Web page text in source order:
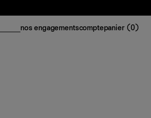
nos engagementscomptepanier (0)